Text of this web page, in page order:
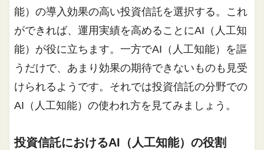
能）の導入効果の高い投資信託を選択する。これ
ができれば、運用実績を高めることにAI（人工知
能）が役に立ちます。一方でAI（人工知能）を謳
うだけで、あまり効果の期待できないものも見受
けられるようです。それでは投資信託の分野での
AI（人工知能）の使われ方を見てみましょう。
投資信託におけるAI（人工知能）の役割